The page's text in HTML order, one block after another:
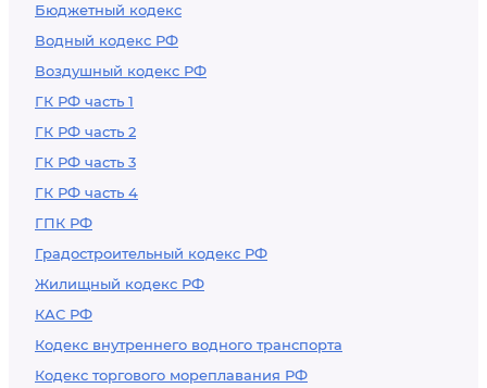
Бюджетный кодекс
Водный кодекс РФ
Воздушный кодекс РФ
ГК РФ часть 1
ГК РФ часть 2
ГК РФ часть 3
ГК РФ часть 4
ГПК РФ
Градостроительный кодекс РФ
Жилищный кодекс РФ
КАС РФ
Кодекс внутреннего водного транспорта
Кодекс торгового мореплавания РФ